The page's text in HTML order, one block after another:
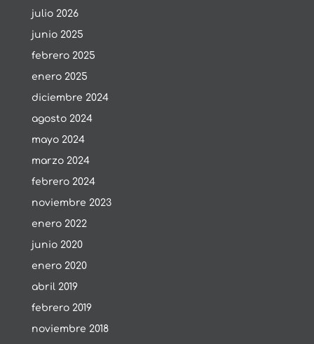
julio 2026
junio 2025
febrero 2025
enero 2025
diciembre 2024
agosto 2024
mayo 2024
marzo 2024
febrero 2024
noviembre 2023
enero 2022
junio 2020
enero 2020
abril 2019
febrero 2019
noviembre 2018